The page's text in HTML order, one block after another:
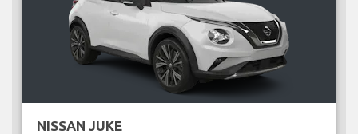
NISSAN JUKE